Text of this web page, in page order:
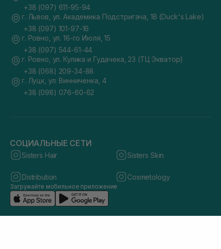
+38 (097) 611-95-94
г. Львов, ул. Академика Подстригача, 1В (Duck's Lake)
+38 (097) 101-97-16
г. Ровно, ул. 16-го Июля, 15
+38 (097) 544-61-44
г. Ровно, ул. Кулика и Гудачека, 23 (ТЦ Экватор)
+38 (068) 209-34-88
г. Луцк, ул. Винниченка, 4
+38 (098) 076-60-62
СОЦИАЛЬНЫЕ СЕТИ
Sisters Hair Sisters Skin
Distribution Cosmetology
Загружайте мобильное приложение